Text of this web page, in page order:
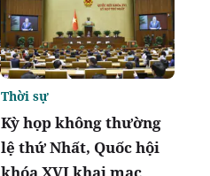
Kỳ họp không thường
lệ thứ Nhất, Quốc hội
Thời sự